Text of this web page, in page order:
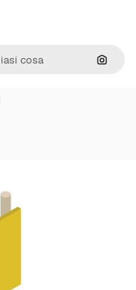
Cerca